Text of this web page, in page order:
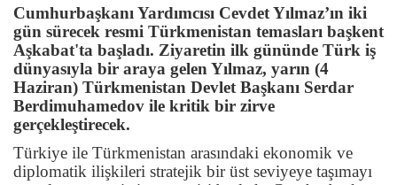
Cumhurbaşkanı Yardımcısı Cevdet Yılmaz’ın iki
gün sürecek resmi Türkmenistan temasları başkent
Aşkabat'ta başladı. Ziyaretin ilk gününde Türk iş
dünyasıyla bir araya gelen Yılmaz, yarın (4
Haziran) Türkmenistan Devlet Başkanı Serdar
Berdimuhamedov ile kritik bir zirve
gerçekleştirecek.
Türkiye ile Türkmenistan arasındaki ekonomik ve
diplomatik ilişkileri stratejik bir üst seviyeye taşımayı